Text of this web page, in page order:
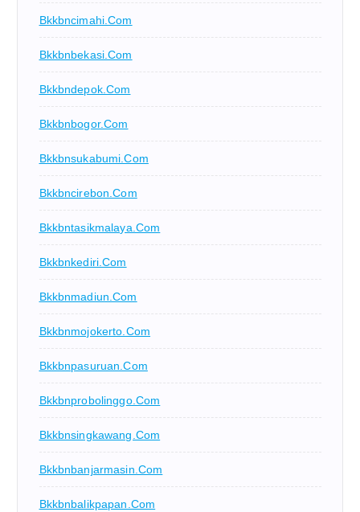
Bkkbncimahi.com
Bkkbnbekasi.com
Bkkbndepok.com
Bkkbnbogor.com
Bkkbnsukabumi.com
Bkkbncirebon.com
Bkkbntasikmalaya.com
Bkkbnkediri.com
Bkkbnmadiun.com
Bkkbnmojokerto.com
Bkkbnpasuruan.com
Bkkbnprobolinggo.com
Bkkbnsingkawang.com
Bkkbnbanjarmasin.com
Bkkbnbalikpapan.com